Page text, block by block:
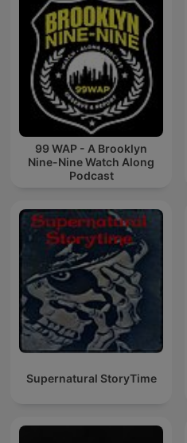
99 WAP - A Brooklyn
Nine-Nine Watch Along
Podcast
Supernatural StoryTime